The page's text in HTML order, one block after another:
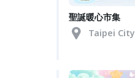
聖誕暖心市集
Taipei City